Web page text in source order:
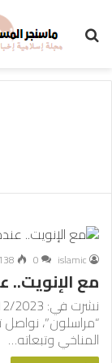
islamic
0
138
مع الإنويت..
“مراسلون”،
المناخي وتبعاته…